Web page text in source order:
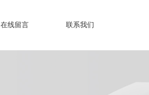
在线留言 联系我们